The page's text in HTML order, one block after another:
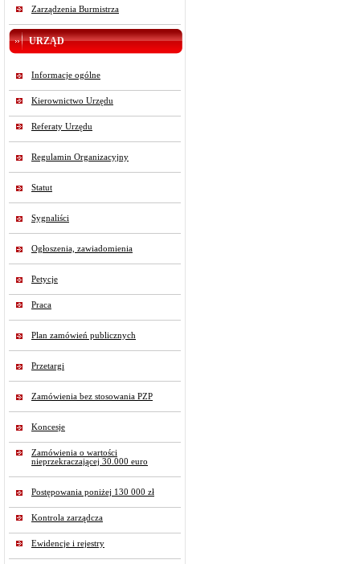
Zarządzenia Burmistrza
URZĄD
Informacje ogólne
Kierownictwo Urzędu
Referaty Urzędu
Regulamin Organizacyjny
Statut
Sygnaliści
Ogłoszenia, zawiadomienia
Petycje
Praca
Plan zamówień publicznych
Przetargi
Zamówienia bez stosowania PZP
Koncesje
Zamówienia o wartości
nieprzekraczającej 30.000 euro
Postępowania poniżej 130 000 zł
Kontrola zarządcza
Ewidencje i rejestry